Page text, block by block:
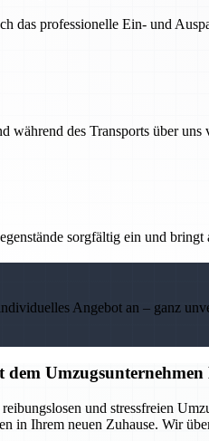
das professionelle Ein- und
während des Transports über uns
sorgfältig ein und
Angebot an – ganz
Umzugsunternehmen
und stressfreien
in Ihrem neuen Zuhause. Wir